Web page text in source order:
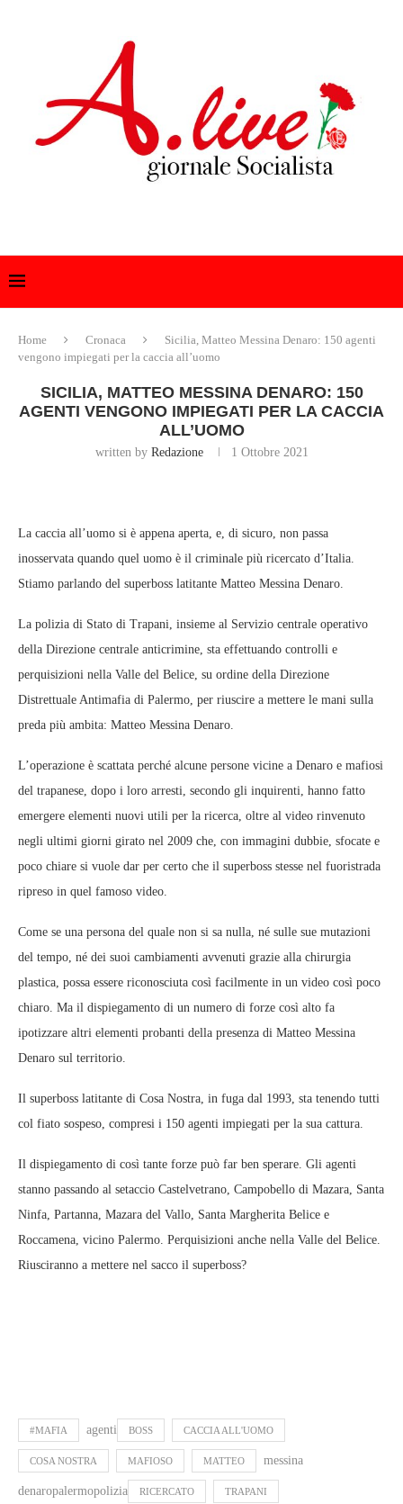
Home Cronaca
Sicilia, Matteo Messina Denaro: 150 agenti
vengono impiegati per la caccia all’uomo
SICILIA, MATTEO MESSINA DENARO: 150
AGENTI VENGONO IMPIEGATI PER LA CACCIA
ALL’UOMO
written by Redazione 1 Ottobre 2021
La caccia all’uomo si è appena aperta, e, di sicuro, non passa
inosservata quando quel uomo è il criminale più ricercato d’Italia.
Stiamo parlando del superboss latitante Matteo Messina Denaro.
La polizia di Stato di Trapani, insieme al Servizio centrale operativo
della Direzione centrale anticrimine, sta effettuando controlli e
perquisizioni nella Valle del Belice, su ordine della Direzione
Distrettuale Antimafia di Palermo, per riuscire a mettere le mani sulla
preda più ambita: Matteo Messina Denaro.
L’operazione è scattata perché alcune persone vicine a Denaro e mafiosi
del trapanese, dopo i loro arresti, secondo gli inquirenti, hanno fatto
emergere elementi nuovi utili per la ricerca, oltre al video rinvenuto
negli ultimi giorni girato nel 2009 che, con immagini dubbie, sfocate e
poco chiare si vuole dar per certo che il superboss stesse nel fuoristrada
ripreso in quel famoso video.
Come se una persona del quale non si sa nulla, né sulle sue mutazioni
del tempo, né dei suoi cambiamenti avvenuti grazie alla chirurgia
plastica, possa essere riconosciuta così facilmente in un video così poco
chiaro. Ma il dispiegamento di un numero di forze così alto fa
ipotizzare altri elementi probanti della presenza di Matteo Messina
Denaro sul territorio.
Il superboss latitante di Cosa Nostra, in fuga dal 1993, sta tenendo tutti
col fiato sospeso, compresi i 150 agenti impiegati per la sua cattura.
Il dispiegamento di così tante forze può far ben sperare. Gli agenti
stanno passando al setaccio Castelvetrano, Campobello di Mazara, Santa
Ninfa, Partanna, Mazara del Vallo, Santa Margherita Belice e
Roccamena, vicino Palermo. Perquisizioni anche nella Valle del Belice.
Riusciranno a mettere nel sacco il superboss?
#MAFIA agenti BOSS CACCIA ALL'UOMO
COSA NOSTRA MAFIOSO MATTEO messina
denaropalermopolizia RICERCATO TRAPANI